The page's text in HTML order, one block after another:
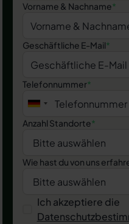
Vorname & Nachname*
Geschäftliche E-Mail*
Telefonnummer*
Anzahl Standorte*
Wie hast du von uns
Ich akzeptiere die